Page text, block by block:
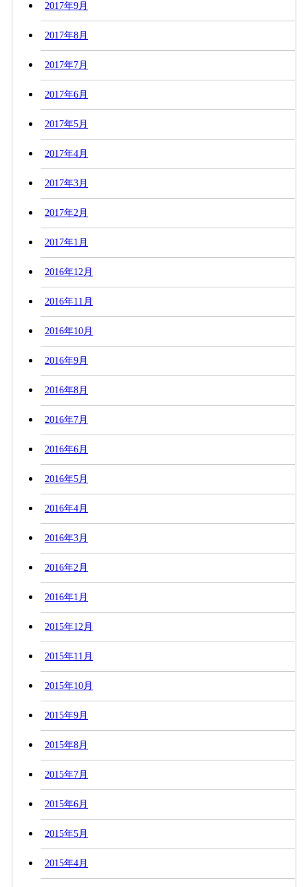
2017年9月
2017年8月
2017年7月
2017年6月
2017年5月
2017年4月
2017年3月
2017年2月
2017年1月
2016年12月
2016年11月
2016年10月
2016年9月
2016年8月
2016年7月
2016年6月
2016年5月
2016年4月
2016年3月
2016年2月
2016年1月
2015年12月
2015年11月
2015年10月
2015年9月
2015年8月
2015年7月
2015年6月
2015年5月
2015年4月